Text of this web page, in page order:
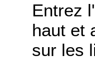
Entrez
haut et
sur les